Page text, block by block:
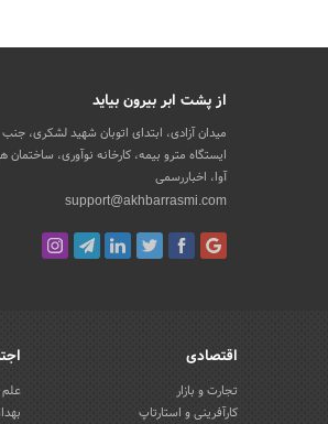
از پشت ابر بیرون بیاید
میدان آزادی، ابتدای اتوبان شهید لشکری، جنب
ایستگاه مترو بیمه، کارخانه نوآوری، ساختمان
آوا، اخباررسمی
support@akhbarrasmi.com
اقتصادی
تجارت و بازار
کارآفرینی و استارتاپ